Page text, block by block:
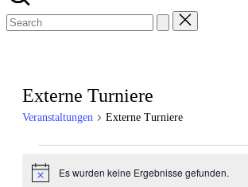
Search
for:
Externe Turniere
Veranstaltungen Externe Turniere
HinweisEs wurden keine Ergebnisse gefunden.